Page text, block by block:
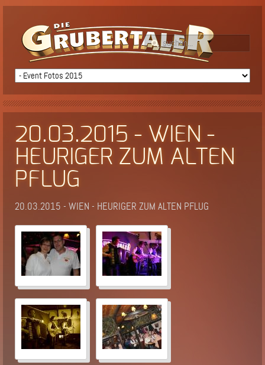
20.03.2015 - WIEN -
HEURIGER ZUM ALTEN
PFLUG
20.03.2015 - WIEN - HEURIGER ZUM ALTEN PFLUG